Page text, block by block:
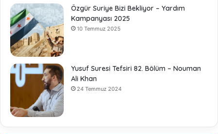
Özgür Suriye Bizi Bekliyor – Yardım
Kampanyası 2025
10 Temmuz 2025
Yusuf Suresi Tefsiri 82. Bölüm – Nouman
Ali Khan
24 Temmuz 2024